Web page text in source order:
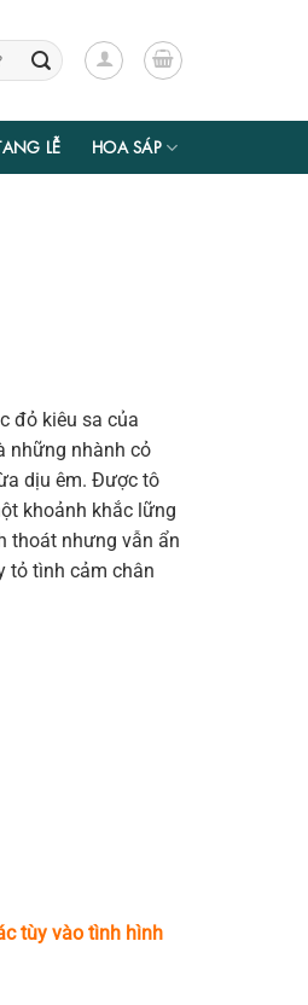
LỄ HOA SÁP
đỏ kiêu sa của
những nhành cỏ
dịu êm. Được tô
khoảnh khắc lững
thoát nhưng vẫn ẩn
tỏ tình cảm chân
tùy vào tình hình